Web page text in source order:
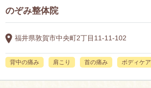
のぞみ整体院
福井県敦賀市中央町2丁目11-11-102
背中の痛み 肩こり 首の痛み ボディケア